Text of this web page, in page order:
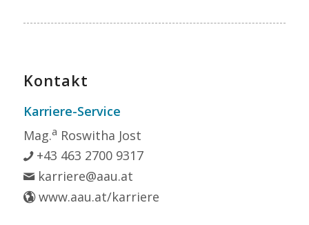
Kontakt
Karriere-Service
Mag.a Roswitha Jost
+43 463 2700 9317
karriere@aau.at
www.aau.at/karriere